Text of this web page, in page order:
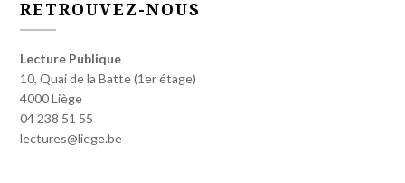
RETROUVEZ-NOUS
Lecture Publique
10, Quai de la Batte (1er étage)
4000 Liège
04 238 51 55
lectures@liege.be